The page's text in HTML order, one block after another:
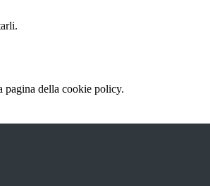
pagina della cookie policy.